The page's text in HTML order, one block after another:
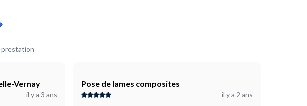
prestation
Vernay
il y a 3 ans
Pose de lames composites
il y a 2 ans